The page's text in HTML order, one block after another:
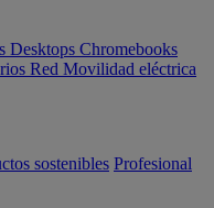
Desktops Chromebooks
Red Movilidad eléctrica
sostenibles Profesional